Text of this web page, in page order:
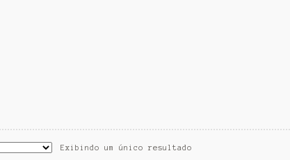
Exibindo um único resultado